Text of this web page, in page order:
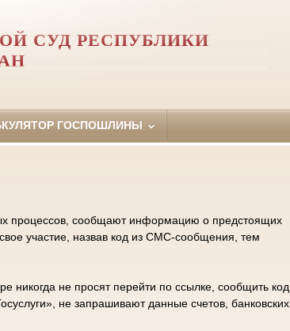
СУД РЕСПУБЛИКИ
ГОСПОШЛИНЫ
процессов, сообщают информацию о предстоящих
участие, назвав код из СМС-сообщения, тем
не просят перейти по ссылке, сообщить код
не запрашивают данные счетов, банковских